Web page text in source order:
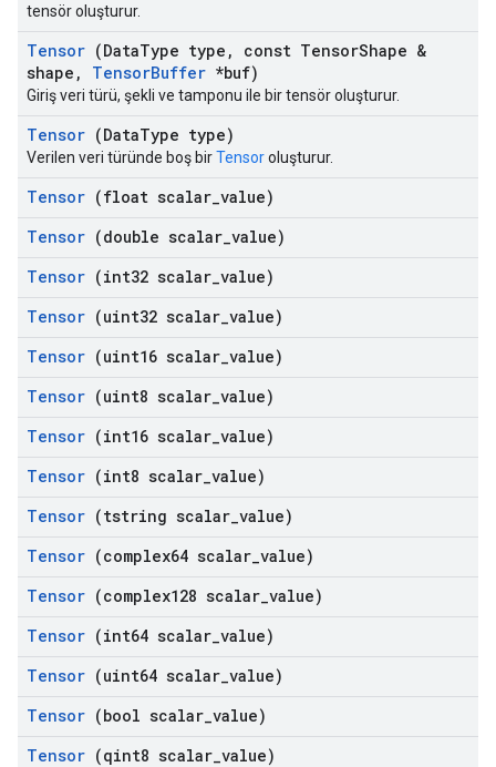
tensör oluşturur.
Tensor (DataType type , const TensorShape &
shape , TensorBuffer *buf)
Giriş veri türü, şekli ve tamponu ile bir tensör oluşturur.
Tensor (DataType type)
Verilen veri türünde boş birTensoroluşturur.
Tensor (float scalar value)
Tensor (double scalar value)
Tensor (int32 scalar value)
Tensor (uint32 scalar value)
Tensor (uint16 scalar value)
Tensor (uint8 scalar value)
Tensor (int16 scalar value)
Tensor (int8 scalar value)
Tensor (tstring scalar value)
Tensor (complex64 scalar value)
Tensor (complex128 scalar value)
Tensor (int64 scalar value)
Tensor (uint64 scalar value)
Tensor (bool scalar value)
Tensor (qint8 scalar value)